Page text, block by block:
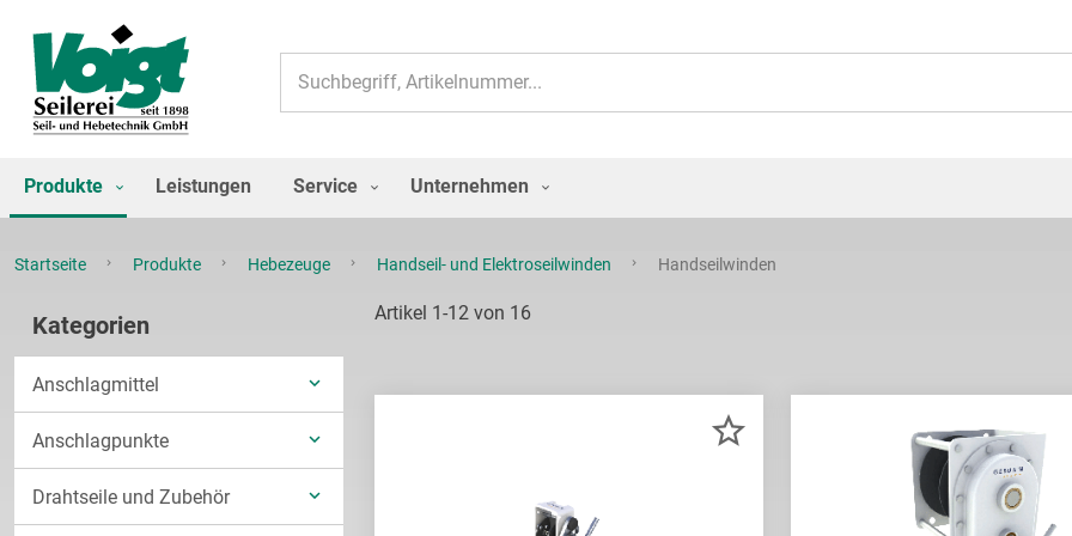
Produkte Leistungen Service Unternehmen
Startseite Produkte Hebezeuge Handseil- und Elektroseilwinden Handseilwinden
Artikel 1-12 von 16
Kategorien
Anschlagmittel UNTERKATEGORIEN
ANZEIGEN
Anschlagpunkte UNTERKATEGORIEN
ANZEIGEN
Drahtseile und Zubehör UNTERKATEGORIEN